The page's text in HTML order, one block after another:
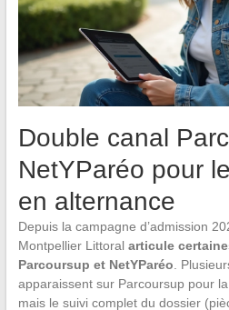
Double canal
NetYParéo pour
en alternance
Depuis la campagne d’admission
Montpellier Littoral articule
Parcoursup et NetYParéo.
apparaissent sur Parcoursup pour
mais le suivi complet du dossier